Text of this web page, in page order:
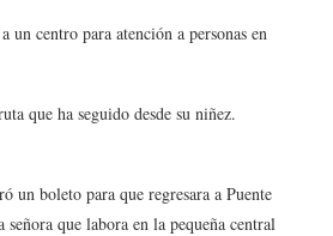
un centro para atención a personas en
que ha seguido desde su niñez.
un boleto para que regresara a Puente
que labora en la pequeña central